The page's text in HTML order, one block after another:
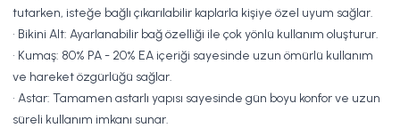
tutarken, isteğe bağlı çıkarılabilir kaplarla kişiye özel uyum sağlar.
• Bikini Alt: Ayarlanabilir bağ özelliği ile çok yönlü kullanım oluşturur.
• Kumaş: 80% PA - 20% EA içeriği sayesinde uzun ömürlü kullanım
ve hareket özgürlüğü sağlar.
• Astar: Tamamen astarlı yapısı sayesinde gün boyu konfor ve uzun
süreli kullanım imkanı sunar.